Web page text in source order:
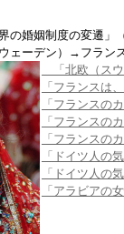
の婚姻制度の変遷
ェーデン）→フラン
「北欧（スウ
「フランスは
「フランスの
「フランスの
「フランスの
「ドイツ人の
「ドイツ人の
「アラビアの女